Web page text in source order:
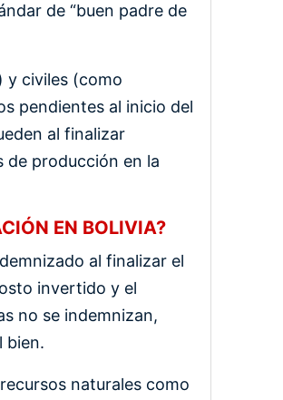
de “buen padre de
y civiles (como
pendientes al inicio del
al finalizar
de producción en la
EN BOLIVIA?
al finalizar el
invertido y el
no se indemnizan,
bien.
naturales como